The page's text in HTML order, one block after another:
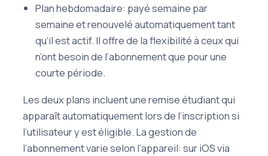
Plan hebdomadaire: payé semaine par
semaine et renouvelé automatiquement tant
qu’il est actif. Il offre de la flexibilité à ceux qui
n’ont besoin de l’abonnement que pour une
courte période.
Les deux plans incluent une remise étudiant qui
apparaît automatiquement lors de l’inscription si
l’utilisateur y est éligible. La gestion de
l’abonnement varie selon l’appareil: sur iOS via